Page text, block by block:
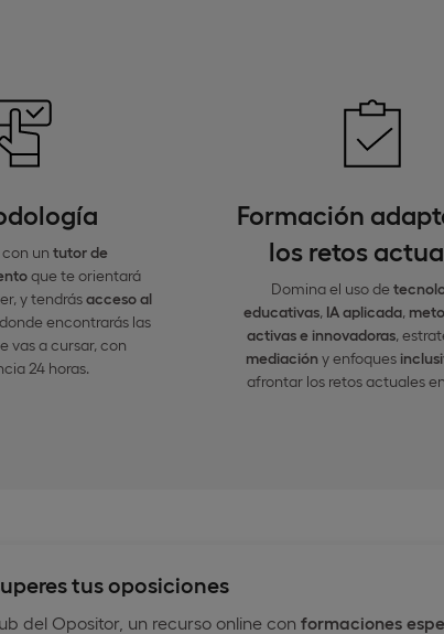
un tutor de
que te orientará
y tendrásacceso al
encontrarás las
vas a cursar, con
24 horas.
Formación
los retos
Domina el uso de
educativas, IA aplicada,
activas e innovadoras,
mediacióny enfoques
afrontar los retos actuales
tus oposiciones
del Opositor, un recurso online con formaciones